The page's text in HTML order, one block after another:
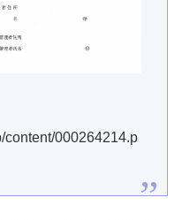
content/000264214.p